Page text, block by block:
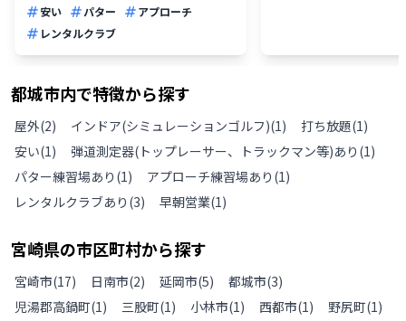
安い
パター
アプローチ
レンタルクラブ
都城市内で特徴から探す
屋外(2) インドア(シミュレーションゴルフ)(1) 打ち放題(1)
安い(1) 弾道測定器(トップレーサー、トラックマン等)あり (1)
パター練習場あり (1) アプローチ練習場あり (1)
レンタルクラブあり (3) 早朝営業(1)
宮崎県の市区町村から探す
宮崎市(17) 日南市(2) 延岡市(5) 都城市(3)
児湯郡高鍋町(1) 三股町(1) 小林市(1) 西都市(1) 野尻町(1)